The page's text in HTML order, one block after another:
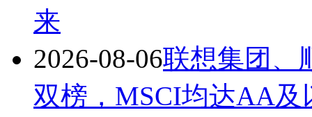
来
2026-08-06联想集团、
双榜，MSCI均达AA及